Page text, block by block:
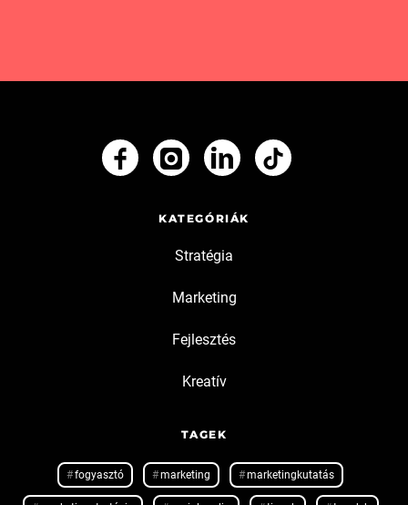
KATEGÓRIÁK
Stratégia
Marketing
Fejlesztés
Kreatív
TAGEK
fogyasztó marketing marketingkutatás